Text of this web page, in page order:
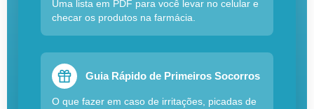
Uma lista em PDF para você levar no celular e
checar os produtos na farmácia.
Guia Rápido de Primeiros Socorros
O que fazer em caso de irritações, picadas de